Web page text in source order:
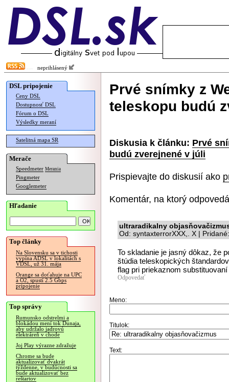
neprihlásený
DSL pripojenie
Ceny DSL
Dostupnosť DSL
Fórum o DSL
Výsledky meraní
Satelitná mapa SR
Merače
Speedmeter Merania
Pingmeter
Googlemeter
Hľadanie
Top články
Na Slovensku sa v tichosti
vypína ADSL v lokalitách s
VDSL, už 31. mája
Orange sa doťahuje na UPC
a O2, spustí 2.5 Gbps
pripojenie
Top správy
Rumunsko odstrelmi a
blokádou mení tok Dunaja,
aby udržalo jadrovú
elektráreň v chode
Joj Play výrazne zdražuje
Chrome sa bude
aktualizovať dvakrát
týždenne, v budúcnosti sa
bude aktualizovať bez
reštartov
Prvé snímky z
teleskopu budú
Diskusia k článku: Prvé
budú zverejnené v júli
Prispievajte do diskusií ako
Komentár, na ktorý
ultraradikalny
Od: syntaxterrorXXX,. X |
To skladanie je jasný dôkaz, že
štúdia teleskopických
flag pri priekaznom
Odpovedať
Meno:
Titulok:
Text: